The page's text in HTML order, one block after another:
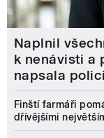
Naplnil
k nenávisti a
napsala
Finští farmáři
dřívějšími